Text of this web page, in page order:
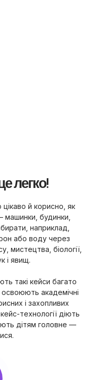
легко!
й корисно, як
машинки, будинки,
наприклад,
або воду через
мистецтва, біології,
і явищ.
такі кейси багато
освоюють академічні
і захопливих
технології діють
дітям головне —